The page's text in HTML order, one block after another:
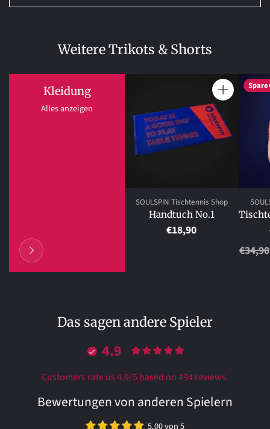
Weitere Trikots & Shorts
Kleidung
Alles anzeigen
Anzahl
SOULSPIN Tischtennis Shop
Handtuch No.1
€18,90
Spare
€34,90
Das sagen andere Spieler
4.9
Customers rate us 4.9/5 based on 494 reviews.
Bewertungen von anderen Spielern
5.00 von 5